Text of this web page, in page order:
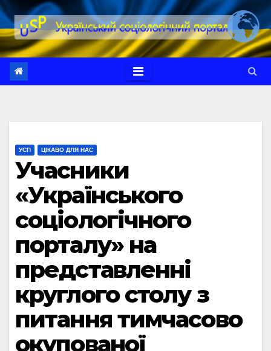
Перейти
до
вмісту
УСП ЦІКАВО ДЛЯ НАС
Учасники
«Українського
соціологічного
порталу» на
представленні
круглого столу з
питання тимчасово
окупованої